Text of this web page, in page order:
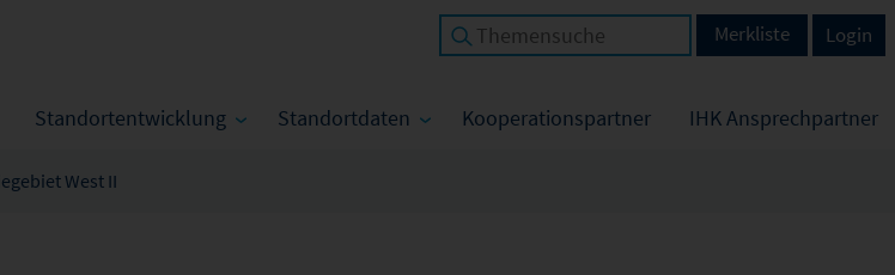
Standortentwicklung Standortdaten Kooperationspartner IHK Ansprechpartner
Login
Merkliste
West II